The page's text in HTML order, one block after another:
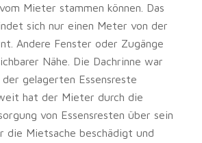
Mieter stammen können. Das
sich nur einen Meter von der
Andere Fenster oder Zugänge
Nähe. Die Dachrinne war
gelagerten Essensreste
hat der Mieter durch die
von Essensresten über sein
die Mietsache beschädigt und